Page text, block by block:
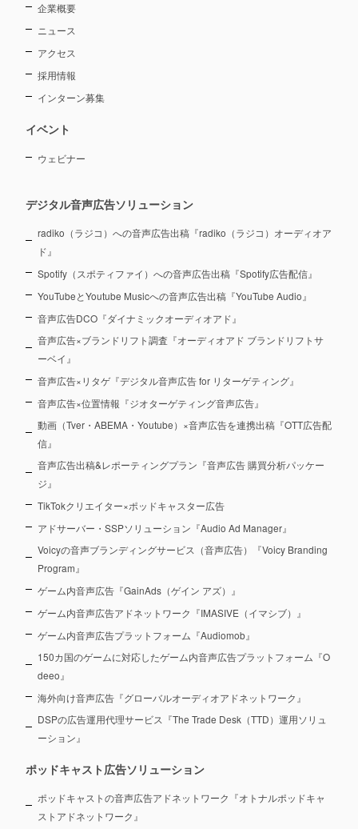
企業概要
ニュース
アクセス
採用情報
インターン募集
イベント
ウェビナー
デジタル音声広告ソリューション
radiko（ラジコ）への音声広告出稿『radiko（ラジコ）オーディオア
ド』
Spotify（スポティファイ）への音声広告出稿『Spotify広告配信』
YouTubeとYoutube Musicへの音声広告出稿『YouTube Audio』
音声広告DCO『ダイナミックオーディオアド』
音声広告×ブランドリフト調査『オーディオアド ブランドリフトサ
ーベイ』
音声広告×リタゲ『デジタル音声広告 for リターゲティング』
音声広告×位置情報『ジオターゲティング音声広告』
動画（Tver・ABEMA・Youtube）×音声広告を連携出稿『OTT広告配
信』
音声広告出稿&レポーティングプラン『音声広告 購買分析パッケー
ジ』
TikTokクリエイター×ポッドキャスター広告
アドサーバー・SSPソリューション『Audio Ad Manager』
Voicyの音声ブランディングサービス（音声広告）『Voicy Branding
Program』
ゲーム内音声広告『GainAds（ゲイン アズ）』
ゲーム内音声広告アドネットワーク『IMASIVE（イマシブ）』
ゲーム内音声広告プラットフォーム『Audiomob』
150カ国のゲームに対応したゲーム内音声広告プラットフォーム『O
deeo』
海外向け音声広告『グローバルオーディオアドネットワーク』
DSPの広告運用代理サービス『The Trade Desk（TTD）運用ソリュ
ーション』
ポッドキャスト広告ソリューション
ポッドキャストの音声広告アドネットワーク『オトナルポッドキャ
ストアドネットワーク』